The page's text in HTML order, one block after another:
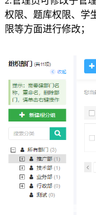
权限、题库权限、学
限等方面进行修改；